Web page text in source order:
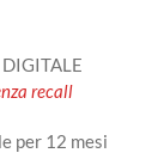
recall
per 12 mesi